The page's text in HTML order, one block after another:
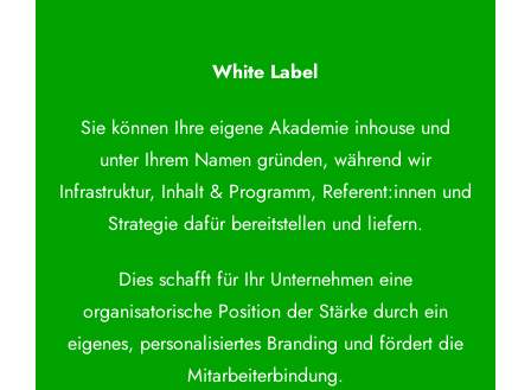
White Label
Sie können Ihre eigene Akademie inhouse und
unter Ihrem Namen gründen, während wir
Infrastruktur, Inhalt & Programm, Referent:innen und
Strategie dafür bereitstellen und liefern.
Dies schafft für Ihr Unternehmen eine
organisatorische Position der Stärke durch ein
eigenes, personalisiertes Branding und fördert die
Mitarbeiterbindung.